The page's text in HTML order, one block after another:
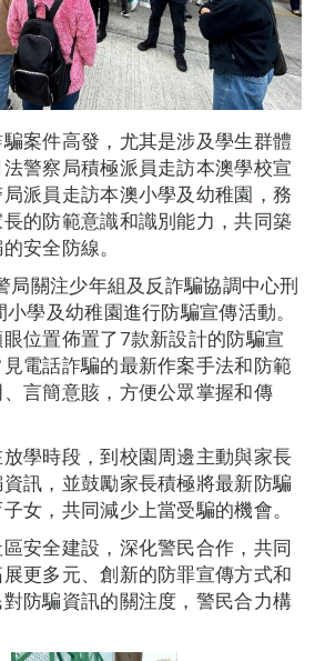
案件高發，尤其是涉及學生群體
警察局積極派員走訪本澳學校宣
派員走訪本澳小學及幼稚園，務
的防範意識和識別能力，共同築
安全防線。
局關注少年組及反詐騙協調中心刑
學及幼稚園進行防騙宣傳活動。
位置佈置了7款新設計的防騙宣
電話詐騙的最新作案手法和防範
言簡意賅，方便公眾掌握和傳
學時段，到校園周邊主動與家長
訊，並鼓勵家長積極將最新防騙
女，共同減少上當受騙的機會。
安全建設，深化警民合作，共同
更多元、創新的防罪宣傳方式和
防騙資訊的關注度，警民合力構